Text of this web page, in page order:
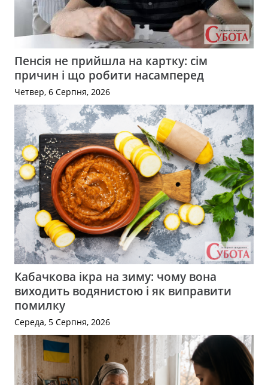
Пенсія не прийшла на картку: сім
причин і що робити насамперед
Четвер, 6 Серпня, 2026
Кабачкова ікра на зиму: чому вона
виходить водянистою і як виправити
помилку
Середа, 5 Серпня, 2026